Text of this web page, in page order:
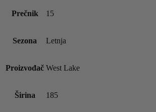
Prečnik 15
Sezona Letnja
Proizvođač West Lake
Širina 185